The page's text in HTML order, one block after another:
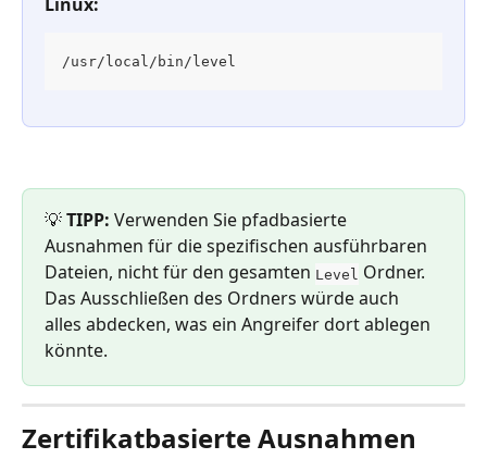
/usr/local/bin/level
💡 TIPP: Verwenden Sie pfadbasierte
Ausnahmen für die spezifischen ausführbaren
Dateien, nicht für den gesamten Level Ordner.
Das Ausschließen des Ordners würde auch
alles abdecken, was ein Angreifer dort ablegen
könnte.
Zertifikatbasierte Ausnahmen